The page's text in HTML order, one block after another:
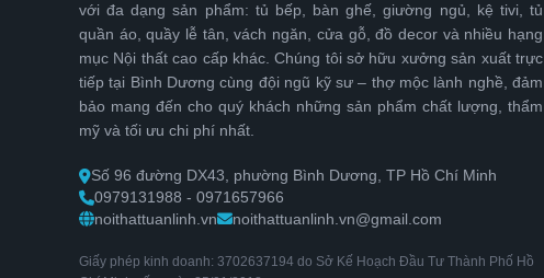
với đa dạng sản phẩm: tủ bếp, bàn ghế, giường ngủ, kệ tivi, tủ
quần áo, quầy lễ tân, vách ngăn, cửa gỗ, đồ decor và nhiều hạng
mục Nội thất cao cấp khác. Chúng tôi sở hữu xưởng sản xuất trực
tiếp tại Bình Dương cùng đội ngũ kỹ sư – thợ mộc lành nghề, đảm
bảo mang đến cho quý khách những sản phẩm chất lượng, thẩm
mỹ và tối ưu chi phí nhất.
Số 96 đường DX43, phường Bình Dương, TP Hồ Chí Minh
0979131988 - 0971657966
noithattuanlinh.vn
noithattuanlinh.vn@gmail.com
Giấy phép kinh doanh: 3702637194 do Sở Kế Hoạch Đầu Tư Thành Phố Hồ